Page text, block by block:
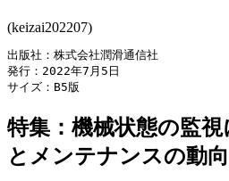
(keizai202207)
出版社：株式会社潤滑通信社
発行：2022年7月5日
サイズ：B5版
特集：機械状態の監
とメンテナンスの動向